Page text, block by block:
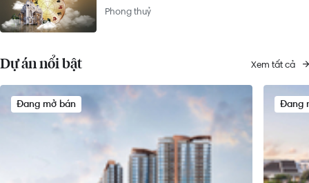
Phong thuỷ
Dự án nổi bật Xem tất cả
Đang mở bán Đang